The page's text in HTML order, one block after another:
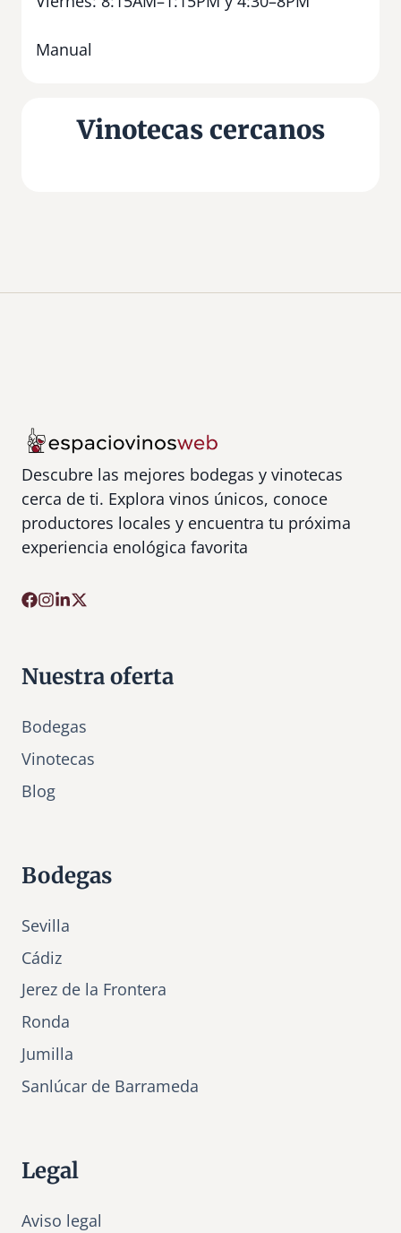
Manual
Vinotecas cercanos
Descubre las mejores bodegas y vinotecas
cerca de ti. Explora vinos únicos, conoce
productores locales y encuentra tu próxima
experiencia enológica favorita
Nuestra oferta
Bodegas
Vinotecas
Blog
Bodegas
Sevilla
Cádiz
Jerez de la Frontera
Ronda
Jumilla
Sanlúcar de Barrameda
Legal
Aviso legal